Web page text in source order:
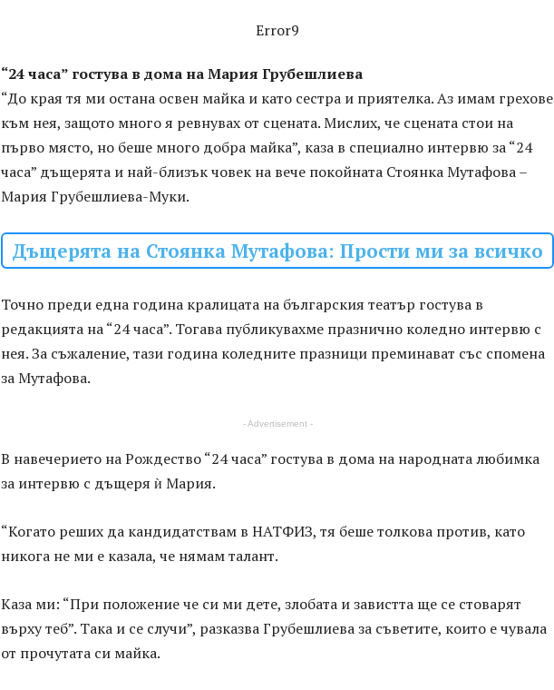
Error9
“24 часа” гостува в дома на Мария Грубешлиева
“До края тя ми остана освен майка и като сестра и приятелка. Аз имам грехове
към нея, защото много я ревнувах от сцената. Мислих, че сцената стои на
първо място, но беше много добра майка”, каза в специално интервю за “24
часа” дъщерята и най-близък човек на вече покойната Стоянка Мутафова –
Мария Грубешлиева-Муки.
Дъщерята на Стоянка Мутафова: Прости ми за всичко
Точно преди една година кралицата на българския театър гостува в
редакцията на “24 часа”. Тогава публикувахме празнично коледно интервю с
нея. За съжаление, тази година коледните празници преминават със спомена
за Мутафова.
- Advertisement -
В навечерието на Рождество “24 часа” гостува в дома на народната любимка
за интервю с дъщеря ѝ Мария.
“Когато реших да кандидатствам в НАТФИЗ, тя беше толкова против, като
никога не ми е казала, че нямам талант.
Каза ми: “При положение че си ми дете, злобата и завистта ще се стоварят
върху теб”. Така и се случи”, разказва Грубешлиева за съветите, които е чувала
от прочутата си майка.